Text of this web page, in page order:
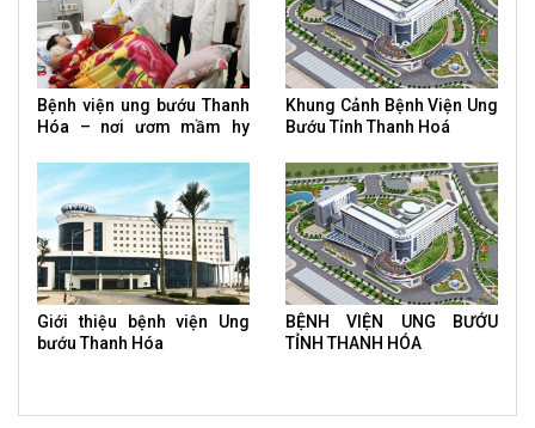
Bệnh viện ung bướu Thanh
Hóa – nơi ươm mầm hy
Khung Cảnh Bệnh Viện Ung
Bướu Tỉnh Thanh Hoá
Giới thiệu bệnh viện Ung
bướu Thanh Hóa
BỆNH VIỆN UNG BƯỚU
TỈNH THANH HÓA